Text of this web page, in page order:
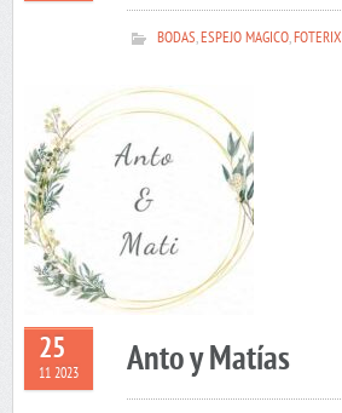
BODAS,ESPEJO MAGICO,FOTERIX
25
11 2023 Anto y Matías